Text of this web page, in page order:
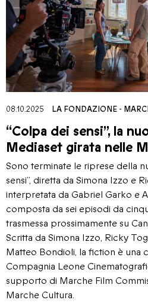
08.10.2025 LA FONDAZIONE-
“Colpa dei sensi”, la
Mediaset girata nelle
Sono terminate le riprese della
sensi”, diretta da Simona Izzo e
interpretata da Gabriel Garko e
composta da sei episodi da
trasmessa prossimamente su
Scritta da Simona Izzo, Ricky
Matteo Bondioli, la fiction è una
Compagnia Leone
supporto di Marche Film
Marche Cultura.